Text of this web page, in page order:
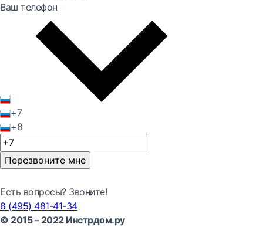
Ваш телефон
+7
+8
Перезвоните мне
Есть вопросы? Звоните!
8 (495) 481-41-34
© 2015 – 2022 Инстрдом.ру